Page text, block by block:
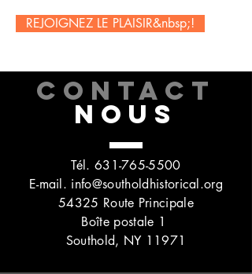
REJOIGNEZ LE PLAISIR&nbsp;!
CONTACT
NOUS
Tél. 631-765-5500
E-mail. info@southoldhistorical.org
54325 Route Principale
Boîte postale 1
Southold, NY 11971